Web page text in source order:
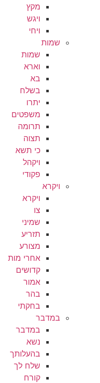
מקץ
ויגש
ויחי
שמות
שמות
וארא
בא
בשלח
יתרו
משפטים
תרומה
תצוה
כי תשא
ויקהל
פקודי
ויקרא
ויקרא
צו
שמיני
תזריע
מצורע
אחרי מות
קדושים
אמור
בהר
בחקתי
במדבר
במדבר
נשא
בהעלותך
שלח לך
קורח